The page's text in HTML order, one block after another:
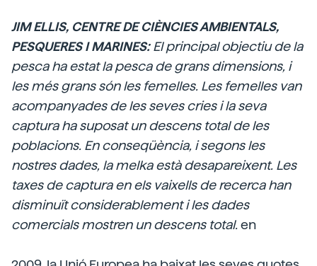
JIM ELLIS, CENTRE DE CIÈNCIES AMBIENTALS,
PESQUERES I MARINES:El principal objectiu de la
pesca ha estat la pesca de grans dimensions, i
les més grans són les femelles. Les femelles van
acompanyades de les seves cries i la seva
captura ha suposat un descens total de les
poblacions. En conseqüència, i segons les
nostres dades, la melka està desapareixent. Les
taxes de captura en els vaixells de recerca han
disminuït considerablement i les dades
comercials mostren un descens total.en